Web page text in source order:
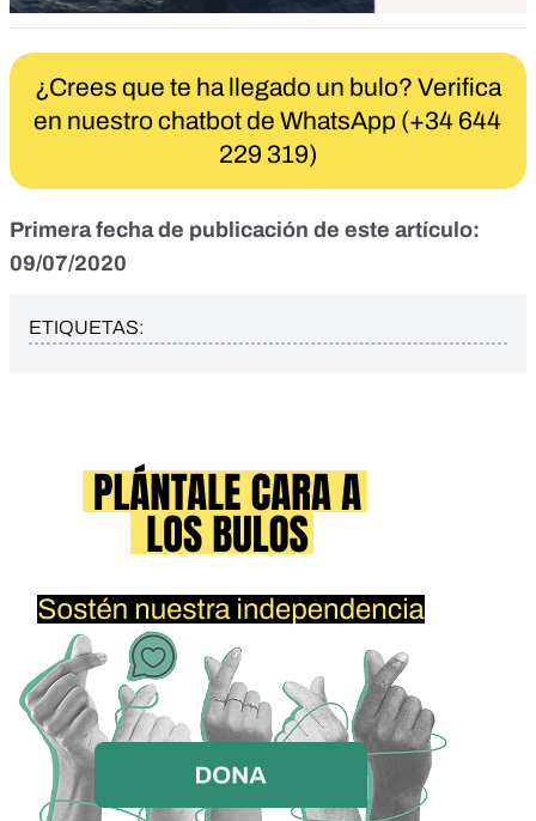
¿Crees que te ha llegado un bulo? Verifica
en nuestro chatbot de WhatsApp (+34 644
229 319)
Primera fecha de publicación de este artículo:
09/07/2020
ETIQUETAS: